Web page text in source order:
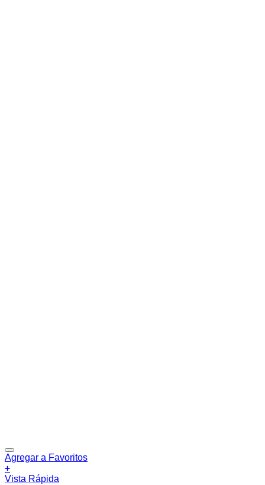
Agregar a Favoritos
+
Vista Rápida